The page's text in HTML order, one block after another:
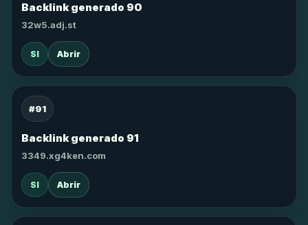
Backlink generado 90
32w5.adj.st
SI Abrir
#91
Backlink generado 91
3349.xg4ken.com
SI Abrir